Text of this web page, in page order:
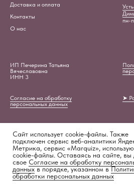
Сайт использует cookie-файлы. Также
подключен сервис веб-аналитики
Метрика, сервис «Marquiz»,
cookie-файлы. Оставаясь на сайте, вы
свое Согласие на обработку
данныхв порядке, указанном в
обработки персональных данных
Доставка и оплата
Контакты
О нас
пн-
ИП Печерина Татьяна
Вячеславовна
ИНН 3
Согласие на обработку
персональных данных
➤
ПРОЙТИ ТЕСТ
«Подберём идеальный
Made on